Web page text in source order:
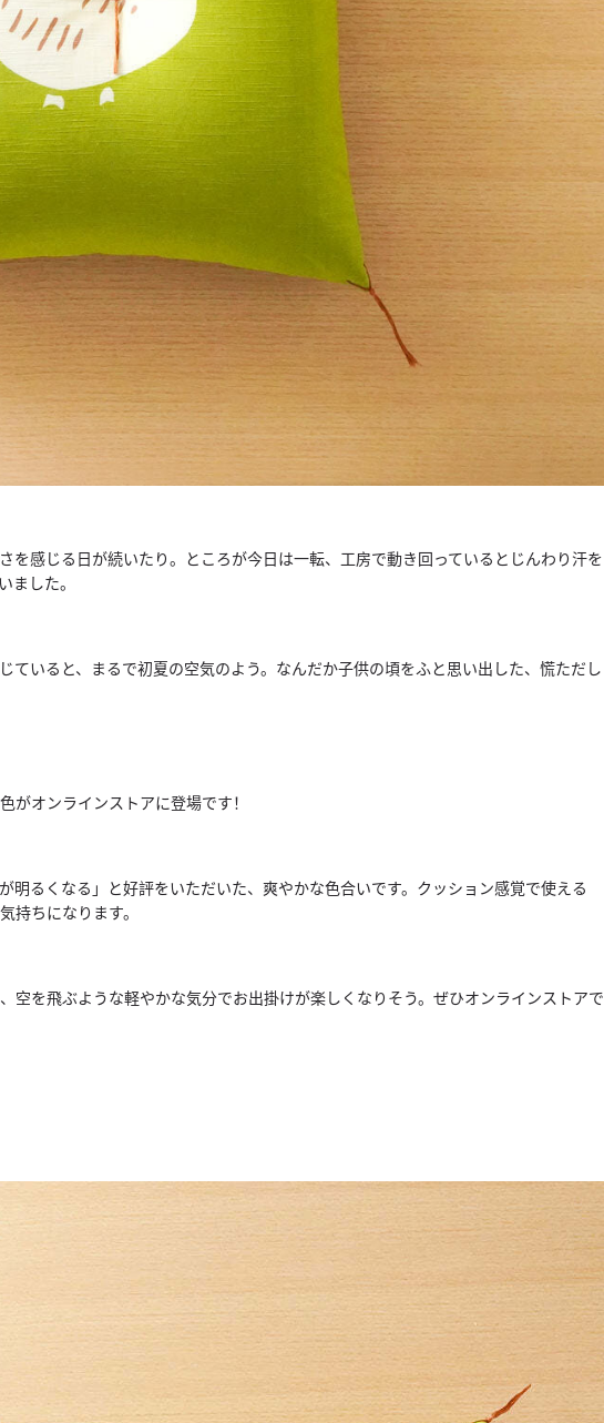
を感じる日が続いたり。ところが今日は一転、 工房で動き回っているとじんわり汗を
ました。
ていると、まるで初夏の空気のよう。 なんだか子供の頃をふと思い出した、慌ただし
がオンラインストアに登場です！
明るくなる」と好評をいただいた、爽やかな色合いです。 クッション感覚で使える
持ちになります。
空を飛ぶような軽やかな気分でお出掛けが楽しくなりそう。 ぜひオンラインストアで